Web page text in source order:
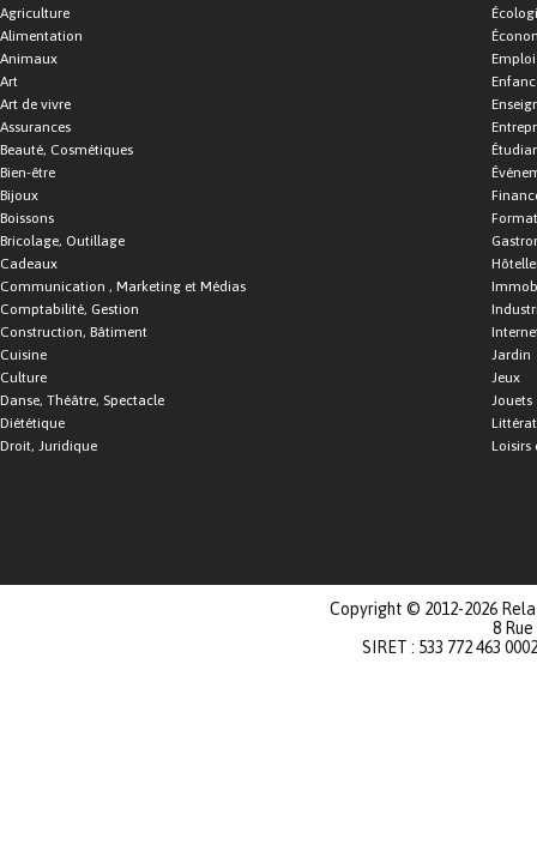
Agriculture
Alimentation
Animaux
Art
Art de vivre
Assurances
Beauté, Cosmétiques
Bien-être
Bijoux
Boissons
Bricolage, Outillage
Cadeaux
Communication , Marketing et Médias
Comptabilité, Gestion
Construction, Bâtiment
Cuisine
Culture
Danse, Théâtre, Spectacle
Diététique
Droit, Juridique
Emploi
Jardin
Jeux
Jouets
Loisirs
Copyright © 2012-2026
8
SIRET : 533 772 463